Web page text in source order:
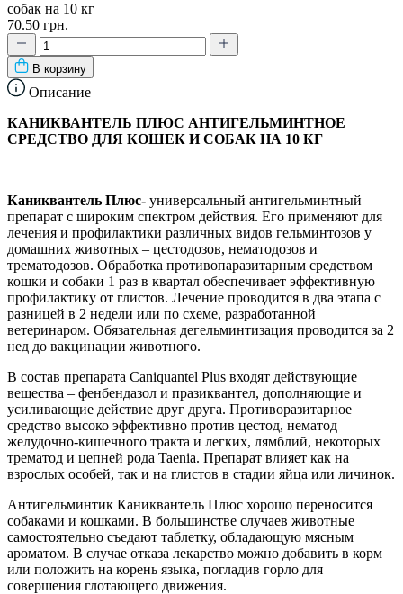
собак на 10 кг
70.50 грн.
В корзину
Описание
КАНИКВАНТЕЛЬ ПЛЮС АНТИГЕЛЬМИНТНОЕ
СРЕДСТВО ДЛЯ КОШЕК И СОБАК НА 10 КГ
Каниквантель Плюс- универсальный антигельминтный
препарат с широким спектром действия. Его применяют для
лечения и профилактики различных видов гельминтозов у ​​
домашних животных – цестодозов, нематодозов и
трематодозов. Обработка противопаразитарным средством
кошки и собаки 1 раз в квартал обеспечивает эффективную
профилактику от глистов. Лечение проводится в два этапа с
разницей в 2 недели или по схеме, разработанной
ветеринаром. Обязательная дегельминтизация проводится за 2
нед до вакцинации животного.
В состав препарата Caniquantel Plus входят действующие
вещества – фенбендазол и празиквантел, дополняющие и
усиливающие действие друг друга. Противоразитарное
средство высоко эффективно против цестод, нематод
желудочно-кишечного тракта и легких, лямблий, некоторых
трематод и цепней рода Taenia. Препарат влияет как на
взрослых особей, так и на глистов в стадии яйца или личинок.
Антигельминтик Каниквантель Плюс хорошо переносится
собаками и кошками. В большинстве случаев животные
самостоятельно съедают таблетку, обладающую мясным
ароматом. В случае отказа лекарство можно добавить в корм
или положить на корень языка, погладив горло для
совершения глотающего движения.